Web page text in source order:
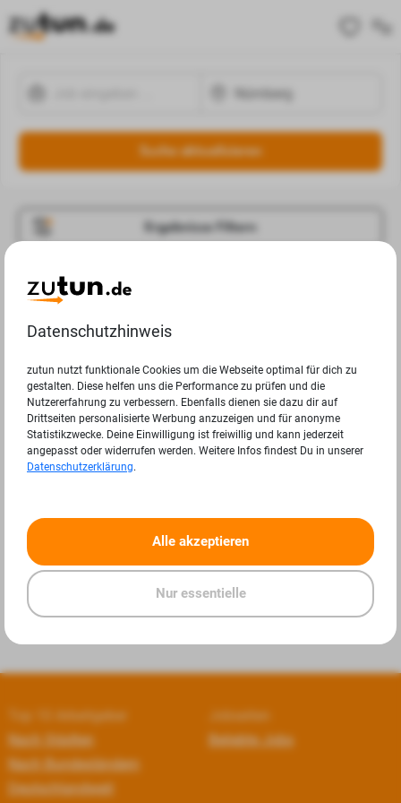
Suche aktualisieren
Ergebnisse Filtern
Jobangebote
Ergebnisse.
« »
Top 10 Arbeitgeber
Nach Städten
Nach Bundesländern
Deutschlandweit
Jobseiten
Beliebte Jobs
Datenschutzhinweis
zutun nutzt funktionale Cookies um die Webseite optimal für dich zu
gestalten. Diese helfen uns die Performance zu prüfen und die
Nutzererfahrung zu verbessern. Ebenfalls dienen sie dazu dir auf
Drittseiten personalisierte Werbung anzuzeigen und für anonyme
Statistikzwecke. Deine Einwilligung ist freiwillig und kann jederzeit
angepasst oder widerrufen werden. Weitere Infos findest Du in unserer
Datenschutzerklärung.
Alle akzeptieren
Nur essentielle